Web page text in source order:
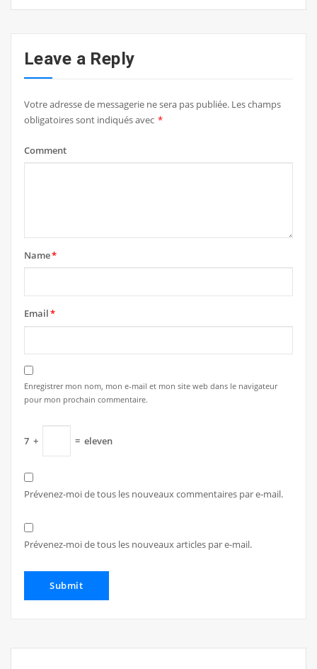
Leave a Reply
Votre adresse de messagerie ne sera pas publiée. Les champs
obligatoires sont indiqués avec *
Comment
Name*
Email*
Enregistrer mon nom, mon e-mail et mon site web dans le navigateur
pour mon prochain commentaire.
7 + = eleven
Prévenez-moi de tous les nouveaux commentaires par e-mail.
Prévenez-moi de tous les nouveaux articles par e-mail.